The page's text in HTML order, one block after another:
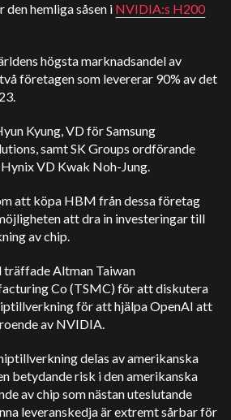
hemliga såsen i NVIDIA:s H200
högsta marknadsandel av
företagen som levererar 90% av det
Kyung, VD för Samsung
samt SK Groups ordförande
VD Kwak Noh-Jung.
att köpa HBM från dessa företag
att dra in investeringar till
av chip.
träffade Altman Taiwan
Co (TSMC) för att diskutera
för att hjälpa OpenAI att
av NVIDIA.
delas av amerikanska
betydande risk i den amerikanska
av chip som nästan uteslutande
leveranskedja är extremt sårbar för